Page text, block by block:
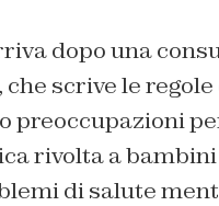
dopo una
che scrive le
preoccupazioni
rivolta a
di salute